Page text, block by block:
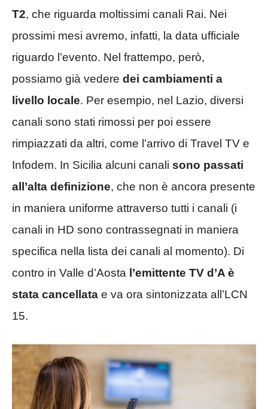
T2, che riguarda moltissimi canali Rai. Nei
prossimi mesi avremo, infatti, la data ufficiale
riguardo l’evento. Nel frattempo, però,
possiamo già vedere dei cambiamenti a
livello locale. Per esempio, nel Lazio, diversi
canali sono stati rimossi per poi essere
rimpiazzati da altri, come l’arrivo di Travel TV e
Infodem. In Sicilia alcuni canali sono passati
all’alta definizione, che non è ancora presente
in maniera uniforme attraverso tutti i canali (i
canali in HD sono contrassegnati in maniera
specifica nella lista dei canali al momento). Di
contro in Valle d’Aosta l’emittente TV d’A è
stata cancellata e va ora sintonizzata all’LCN
15.